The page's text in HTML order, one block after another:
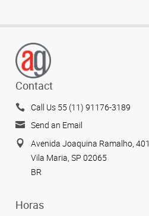
Contact
Call Us 55 (11) 91176-3189
Send an Email
Avenida Joaquina Ramalho, 401
Vila Maria, SP 02065
BR
Horas